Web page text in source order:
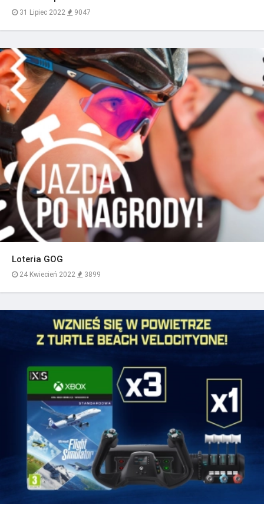
31 Lipiec 2022 9047
Loteria GOG
24 Kwiecień 2022 3899